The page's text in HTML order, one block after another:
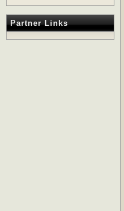
Partner Links